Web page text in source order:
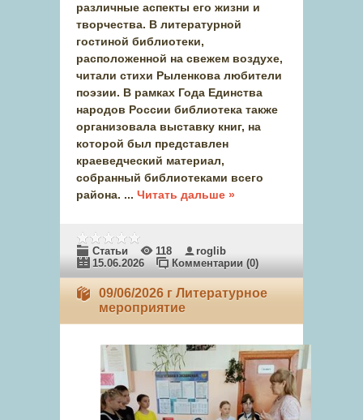
различные аспекты его жизни и
творчества. В литературной
гостиной библиотеки,
расположенной на свежем воздухе,
читали стихи Рыленкова любители
поэзии. В рамках Года Единства
народов России библиотека также
организовала выставку книг, на
которой был представлен
краеведческий материал,
собранный библиотеками всего
района. ... Читать дальше »
Статьи 118
roglib
15.06.2026
Комментарии (0)
09/06/2026 г Литературное
мероприятие